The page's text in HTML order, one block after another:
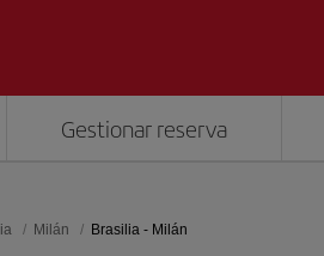
Gestionar reserva
Milán Brasilia - Milán